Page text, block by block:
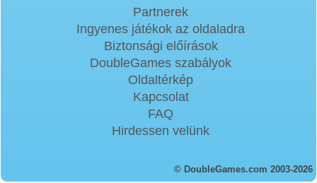
Partnerek
Ingyenes játékok az oldaladra
Biztonsági előírások
DoubleGames szabályok
Oldaltérkép
Kapcsolat
FAQ
Hirdessen velünk
© DoubleGames.com 2003-2026